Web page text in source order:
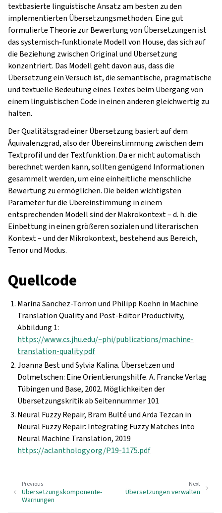
textbasierte linguistische Ansatz am besten zu den
implementierten Übersetzungsmethoden. Eine gut
formulierte Theorie zur Bewertung von Übersetzungen ist
das systemisch-funktionale Modell von House, das sich auf
die Beziehung zwischen Original und Übersetzung
konzentriert. Das Modell geht davon aus, dass die
Übersetzung ein Versuch ist, die semantische, pragmatische
und textuelle Bedeutung eines Textes beim Übergang von
einem linguistischen Code in einen anderen gleichwertig zu
halten.
Der Qualitätsgrad einer Übersetzung basiert auf dem
Äquivalenzgrad, also der Übereinstimmung zwischen dem
Textprofil und der Textfunktion. Da er nicht automatisch
berechnet werden kann, sollten genügend Informationen
gesammelt werden, um eine einheitliche menschliche
Bewertung zu ermöglichen. Die beiden wichtigsten
Parameter für die Übereinstimmung in einem
entsprechenden Modell sind der Makrokontext – d. h. die
Einbettung in einen größeren sozialen und literarischen
Kontext – und der Mikrokontext, bestehend aus Bereich,
Tenor und Modus.
Quellcode
Marina Sanchez-Torron und Philipp Koehn in Machine
Translation Quality and Post-Editor Productivity,
Abbildung 1:
https://www.cs.jhu.edu/~phi/publications/machine-
translation-quality.pdf
Joanna Best und Sylvia Kalina. Übersetzen und
Dolmetschen: Eine Orientierungshilfe. A. Francke Verlag
Tübingen und Base, 2002. Möglichkeiten der
Übersetzungskritik ab Seitennummer 101
Neural Fuzzy Repair, Bram Bulté und Arda Tezcan in
Neural Fuzzy Repair: Integrating Fuzzy Matches into
Neural Machine Translation, 2019
https://aclanthology.org/P19-1175.pdf
Next
Übersetzungen verwalten
Previous
Übersetzungskomponente-
Warnungen